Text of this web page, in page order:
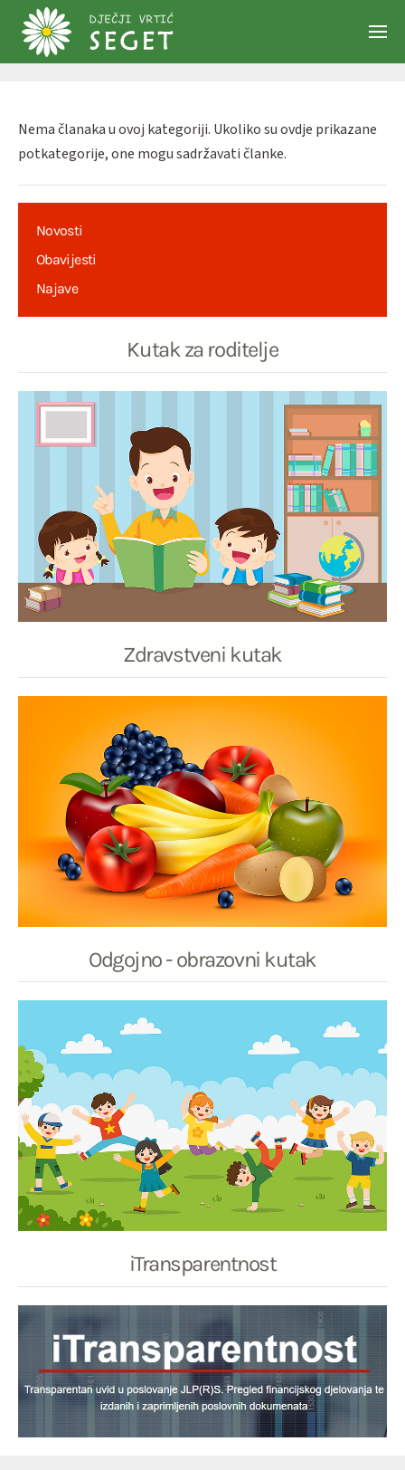
Skip to main content
Nema članaka u ovoj kategoriji. Ukoliko su ovdje prikazane
potkategorije, one mogu sadržavati članke.
Novosti
Obavijesti
Najave
Kutak za roditelje
Zdravstveni kutak
Odgojno - obrazovni kutak
iTransparentnost